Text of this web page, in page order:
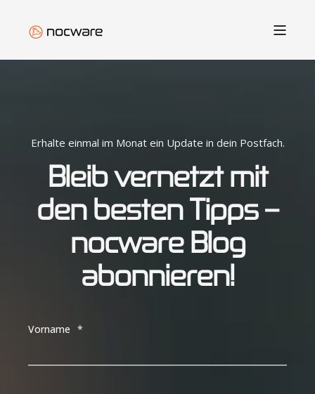
Erhalte einmal im Monat ein Update in dein Postfach.
Bleib vernetzt mit
den besten Tipps –
nocware Blog
abonnieren!
Vorname *